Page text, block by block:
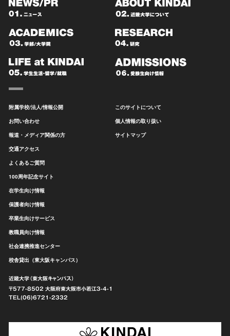
附属学校/法人/情報公開
お問い合わせ
報道・メディア関係の方
交通アクセス
よくあるご質問
100周年記念サイト
在学生向け情報
保護者向け情報
卒業生向けサービス
教職員向け情報
社会連携推進センター
校舎貸出（東大阪キャンパス）
このサイトについて
個人情報の取り扱い
サイトマップ
近畿大学（東大阪キャンパス）
〒577-8502 大阪府東大阪市小若江3-4-1
TEL(06)6721-2332